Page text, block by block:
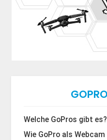
Welche GoPros gibt es?
Wie GoPro als